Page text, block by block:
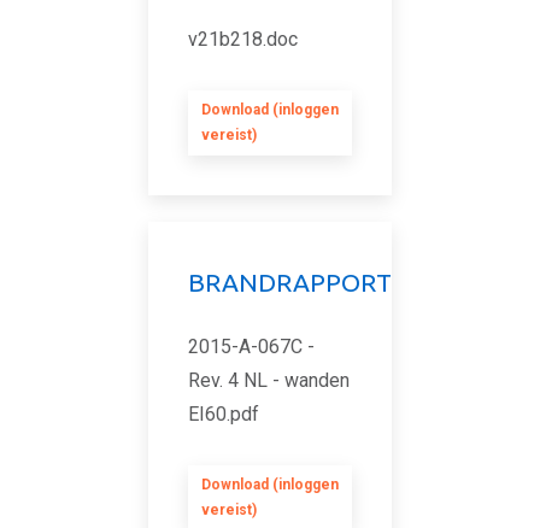
v21b218.doc
Download (inloggen
vereist)
BRANDRAPPORT
2015-A-067C -
Rev. 4 NL - wanden
EI60.pdf
Download (inloggen
vereist)